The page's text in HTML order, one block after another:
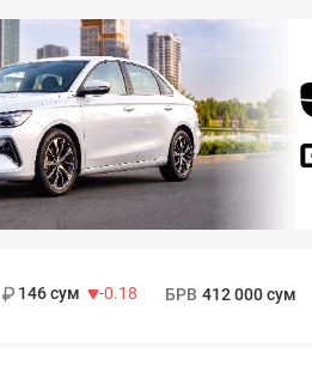
146 сум
-0.18
БРВ 412 000 сум